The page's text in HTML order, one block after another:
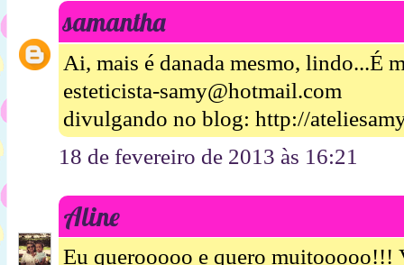
samantha
Ai, mais é danada mesmo, lindo...É
esteticista-samy@hotmail.com
divulgando no blog: http://
18 de fevereiro de 2013 às 16:21
Aline
Eu querooooo e quero muitooooo!!!